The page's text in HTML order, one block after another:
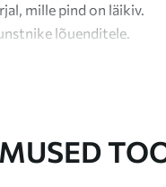
mille pind on läikiv.
lõuenditele.